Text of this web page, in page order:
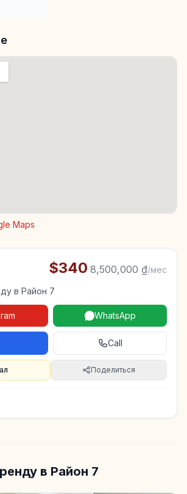
Maps
$340·8,500,000 ₫/мес
в Район 7
WhatsApp
Call
Поделиться
в Район 7